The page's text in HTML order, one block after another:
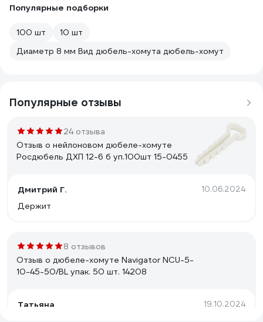
Популярные подборки
100 шт
10 шт
Диаметр 8 мм Вид дюбель-хомута дюбель-хомут
Популярные отзывы
24 отзыва
Отзыв о нейлоновом дюбеле-хомуте
Росдюбель ДХП 12-6 б уп.100шт 15-0455
Дмитрий Г. 10.06.2024
Держит
8 отзывов
Отзыв о дюбеле-хомуте Navigator NCU-5-
10-45-50/BL упак. 50 шт. 14208
Татьяна 19.10.2024